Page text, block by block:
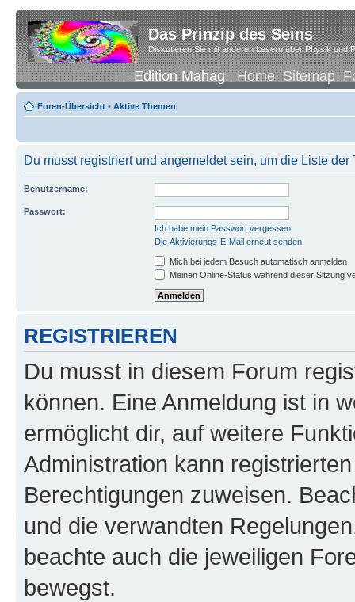
Das Prinzip des Seins
Diskutieren Sie mit anderen Lesern über Physik und
Edition Mahag:Home Sitemap
Foren-Übersicht • Aktive Themen
Du musst registriert und angemeldet sein, um die Liste
Benutzername:
Passwort:
Ich habe mein Passwort vergessen
Die Aktivierungs-E-Mail erneut senden
Mich bei jedem Besuch automatisch anmelden
Meinen Online-Status während dieser Sitzung
REGISTRIEREN
Du musst in diesem Forum
können. Eine Anmeldung ist in
ermöglicht dir, auf weitere
Administration kann
Berechtigungen zuweisen.
und die verwandten
beachte auch die jeweiligen
bewegst.